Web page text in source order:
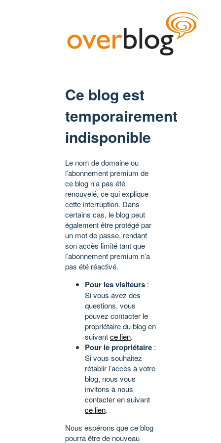
Ce blog est
temporairement
indisponible
Le nom de domaine ou
l’abonnement premium de
ce blog n’a pas été
renouvelé, ce qui explique
cette interruption. Dans
certains cas, le blog peut
également être protégé par
un mot de passe, rendant
son accès limité tant que
l’abonnement premium n’a
pas été réactivé.
Pour les visiteurs :
Si vous avez des
questions, vous
pouvez contacter le
propriétaire du blog en
suivantce lien.
Pour le propriétaire :
Si vous souhaitez
rétablir l’accès à votre
blog, nous vous
invitons à nous
contacter en suivant
ce lien.
Nous espérons que ce blog
pourra être de nouveau